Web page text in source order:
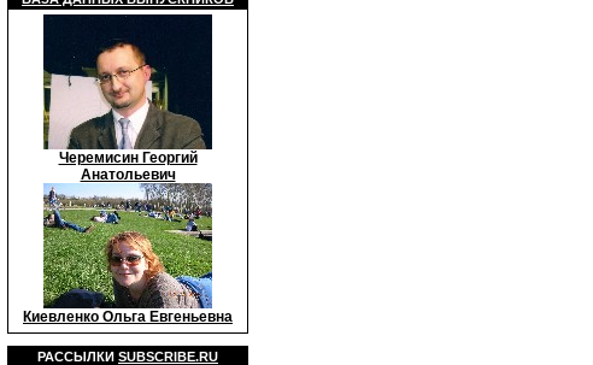
Черемисин Георгий
Анатольевич
Киевленко Ольга Евгеньевна
РАССЫЛКИ SUBSCRIBE.RU